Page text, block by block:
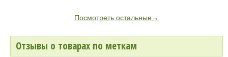
Посмотреть остальные→
Отзывы о товарах по меткам